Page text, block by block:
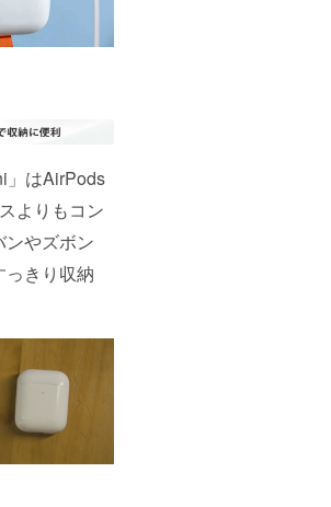
」はAirPods
よりもコン
やズボン
きり収納